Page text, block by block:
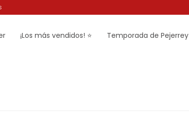
¡Los más vendidos! ⭐ Temporada de Pejerrey